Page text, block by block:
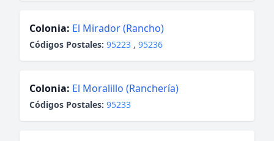
Colonia: El Mirador (Rancho)
Códigos Postales: 95223 , 95236
Colonia: El Moralillo (Ranchería)
Códigos Postales: 95233